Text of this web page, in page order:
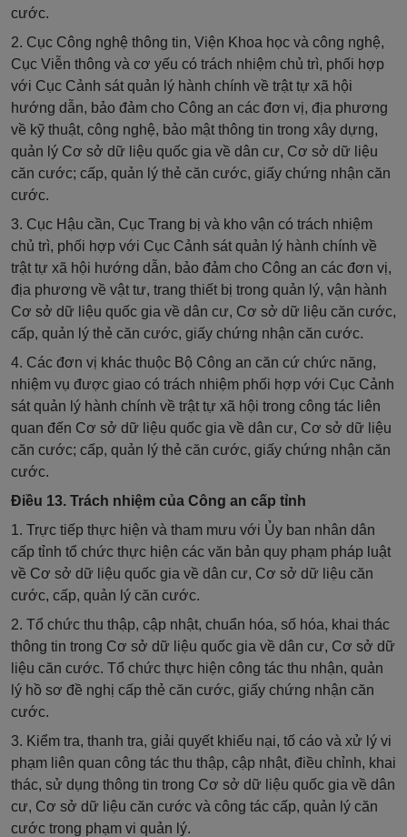
cước.
2. Cục Công nghệ thông tin, Viện Khoa học và công nghệ,
Cục Viễn thông và cơ yếu có trách nhiệm chủ trì, phối hợp
với Cục Cảnh sát quản lý hành chính về trật tự xã hội
hướng dẫn, bảo đảm cho Công an các đơn vị, địa phương
về kỹ thuật, công nghệ, bảo mật thông tin trong xây dựng,
quản lý Cơ sở dữ liệu quốc gia về dân cư, Cơ sở dữ liệu
căn cước; cấp, quản lý thẻ căn cước, giấy chứng nhận căn
cước.
3. Cục Hậu cần, Cục Trang bị và kho vận có trách nhiệm
chủ trì, phối hợp với Cục Cảnh sát quản lý hành chính về
trật tự xã hội hướng dẫn, bảo đảm cho Công an các đơn vị,
địa phương về vật tư, trang thiết bị trong quản lý, vận hành
Cơ sở dữ liệu quốc gia về dân cư, Cơ sở dữ liệu căn cước,
cấp, quản lý thẻ căn cước, giấy chứng nhận căn cước.
4. Các đơn vị khác thuộc Bộ Công an căn cứ chức năng,
nhiệm vụ được giao có trách nhiệm phối hợp với Cục Cảnh
sát quản lý hành chính về trật tự xã hội trong công tác liên
quan đến Cơ sở dữ liệu quốc gia về dân cư, Cơ sở dữ liệu
căn cước; cấp, quản lý thẻ căn cước, giấy chứng nhận căn
cước.
Điều 13. Trách nhiệm của Công an cấp tỉnh
1. Trực tiếp thực hiện và tham mưu với Ủy ban nhân dân
cấp tỉnh tổ chức thực hiện các văn bản quy phạm pháp luật
về Cơ sở dữ liệu quốc gia về dân cư, Cơ sở dữ liệu căn
cước, cấp, quản lý căn cước.
2. Tổ chức thu thập, cập nhật, chuẩn hóa, số hóa, khai thác
thông tin trong Cơ sở dữ liệu quốc gia về dân cư, Cơ sở dữ
liệu căn cước. Tổ chức thực hiện công tác thu nhận, quản
lý hồ sơ đề nghị cấp thẻ căn cước, giấy chứng nhận căn
cước.
3. Kiểm tra, thanh tra, giải quyết khiếu nại, tố cáo và xử lý vi
phạm liên quan công tác thu thập, cập nhật, điều chỉnh, khai
thác, sử dụng thông tin trong Cơ sở dữ liệu quốc gia về dân
cư, Cơ sở dữ liệu căn cước và công tác cấp, quản lý căn
cước trong phạm vi quản lý.